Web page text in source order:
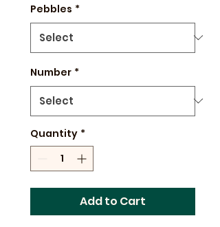
Pebbles *
Number *
Quantity *
Add to Cart